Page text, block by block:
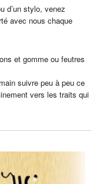
d’un stylo, venez
avec nous chaque
et gomme ou feutres
suivre peu à peu ce
vers les traits qui